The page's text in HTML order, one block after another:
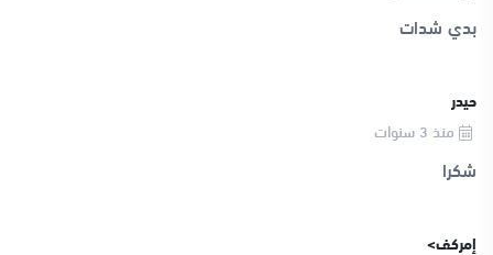
بدي شدات
حيدر
منذ 3 سنوات
شكرا
إمركف>